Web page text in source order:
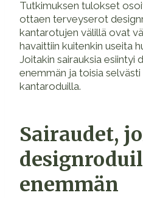
Tutkimuksen tulokset
ottaen terveyserot
kantarotujen välillä ovat
havaittiin kuitenkin useita
Joitakin sairauksia esiintyi
enemmän ja toisia
kantaroduilla.
Sairaudet,
enemmän